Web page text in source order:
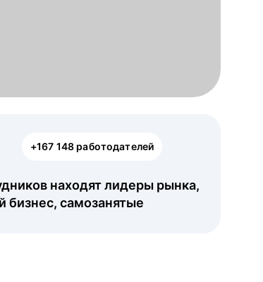
+167 148 работодателей
находят лидеры рынка,
бизнес, самозанятые